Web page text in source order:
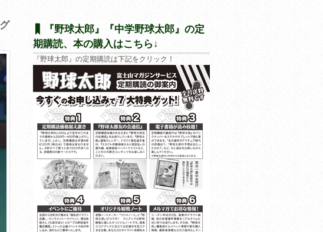
『野球太郎』『中学野球太郎』の定
期購読、本の購入はこちら↓
『野球太郎』の定期購読は下記をクリック！